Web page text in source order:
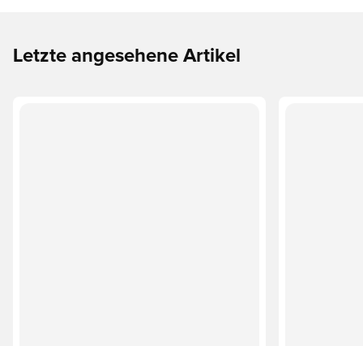
Letzte angesehene Artikel